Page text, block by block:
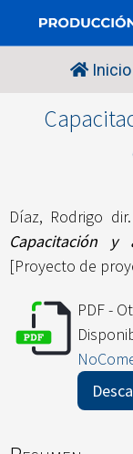
Inicio
Díaz, Rodrigo dir.
Capacitación y
[Proyecto de
PDF -